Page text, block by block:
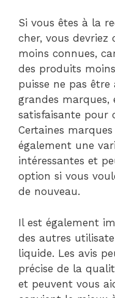
Si vous êtes à la
cher, vous devriez
moins connues,
des produits
puisse ne pas être
grandes
satisfaisante pour
Certaines
également une
intéressantes et
option si vous
de nouveau.
Il est également
des autres
liquide. Les avis
précise de la
et peuvent vous